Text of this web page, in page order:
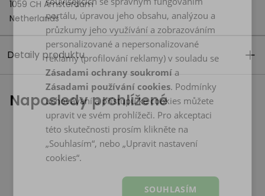
1059 CH Amsterdam
Netherlands
Detaily produktu
Naposledy prohlížené
portálu, úpravou jeho obsahu, analýzou a
průzkumy jeho využívání a zobrazováním
personalizované a nepersonalizované
reklamy (profilování reklamy) v souladu se
Zásadami ochrany soukromí a
Zásadami používání cookies. Podmínky
uchovávání a přístupu ke cookies můžete
upravit ve svém prohlížeči. Pro akceptaci
této skutečnosti prosím klikněte na
„Souhlasím“, nebo „Upravit nastavení
cookies“.
SOUHLASÍM